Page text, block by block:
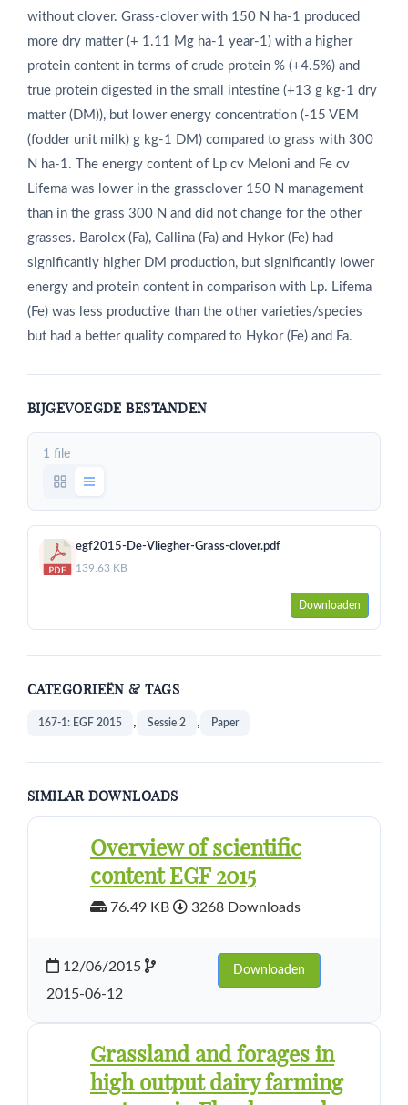
without clover. Grass-clover with 150 N ha‑1 produced
more dry matter (+ 1.11 Mg ha‑1 year‑1) with a higher
protein content in terms of crude protein % (+4.5%) and
true protein digested in the small intestine (+13 g kg‑1 dry
matter (DM)), but lower energy concentration (-15 VEM
(fodder unit milk) g kg‑1 DM) compared to grass with 300
N ha‑1. The energy content of Lp cv Meloni and Fe cv
Lifema was lower in the grassclover 150 N management
than in the grass 300 N and did not change for the other
grasses. Barolex (Fa), Callina (Fa) and Hykor (Fe) had
significantly higher DM production, but significantly lower
energy and protein content in comparison with Lp. Lifema
(Fe) was less productive than the other varieties/species
but had a better quality compared to Hykor (Fe) and Fa.
BIJGEVOEGDE BESTANDEN
1 file
egf2015-De-Vliegher-Grass-clover.pdf
139.63 KB
Downloaden
CATEGORIEËN & TAGS
167-1: EGF 2015 , Sessie 2 , Paper
SIMILAR DOWNLOADS
Overview of scientific
content EGF 2015
76.49 KB 3268 Downloads
12/06/2015
2015-06-12
Downloaden
Grassland and forages in
high output dairy farming